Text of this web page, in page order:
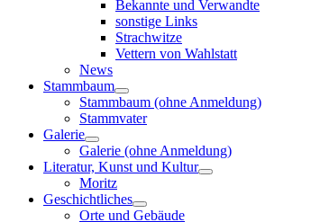
Bekannte und Verwandte
sonstige Links
Strachwitze
Vettern von Wahlstatt
News
Stammbaum
Stammbaum (ohne Anmeldung)
Stammvater
Galerie
Galerie (ohne Anmeldung)
Literatur, Kunst und Kultur
Moritz
Geschichtliches
Orte und Gebäude